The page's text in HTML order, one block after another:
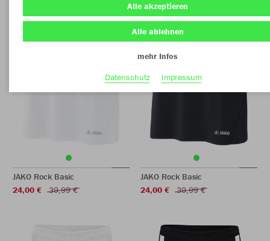
JAKO Rock Basic
24,00 €
39,99 €
JAKO Rock Basic
24,00 €
39,99 €
Alle akzeptieren
Alle ablehnen
mehr Infos
Datenschutz
Impressum